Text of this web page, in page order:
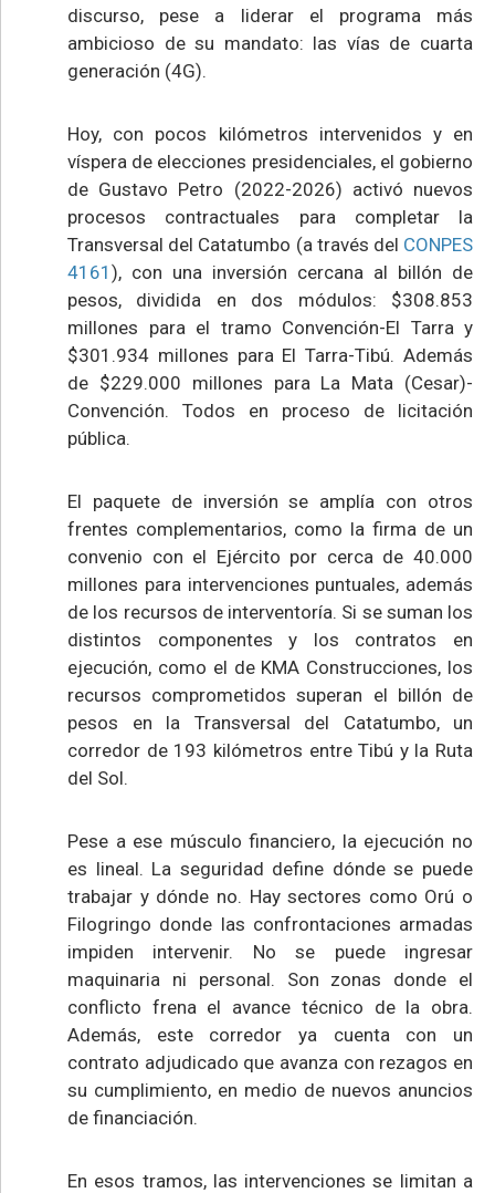
discurso, pese a liderar el programa más
ambicioso de su mandato: las vías de cuarta
generación (4G).
Hoy, con pocos kilómetros intervenidos y en
víspera de elecciones presidenciales, el gobierno
de Gustavo Petro (2022-2026) activó nuevos
procesos contractuales para completar la
Transversal del Catatumbo (a través del CONPES
4161 ), con una inversión cercana al billón de
pesos, dividida en dos módulos: $308.853
millones para el tramo Convención-El Tarra y
$301.934 millones para El Tarra-Tibú. Además
de $229.000 millones para La Mata (Cesar)-
Convención. Todos en proceso de licitación
pública.
El paquete de inversión se amplía con otros
frentes complementarios, como la firma de un
convenio con el Ejército por cerca de 40.000
millones para intervenciones puntuales, además
de los recursos de interventoría. Si se suman los
distintos componentes y los contratos en
ejecución, como el de KMA Construcciones, los
recursos comprometidos superan el billón de
pesos en la Transversal del Catatumbo, un
corredor de 193 kilómetros entre Tibú y la Ruta
del Sol.
Pese a ese músculo financiero, la ejecución no
es lineal. La seguridad define dónde se puede
trabajar y dónde no. Hay sectores como Orú o
Filogringo donde las confrontaciones armadas
impiden intervenir. No se puede ingresar
maquinaria ni personal. Son zonas donde el
conflicto frena el avance técnico de la obra.
Además, este corredor ya cuenta con un
contrato adjudicado que avanza con rezagos en
su cumplimiento, en medio de nuevos anuncios
de financiación.
En esos tramos, las intervenciones se limitan a